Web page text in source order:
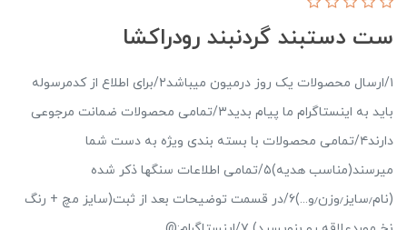
ست دستبند گردنبند رودراکشا
۱/ارسال محصولات یک روز درمیون میباشد۲/برای اطلاع از کدمرسوله
باید به اینستاگرام ما پیام بدید۳/تمامی محصولات ضمانت مرجوعی
دارند۴/تمامی محصولات با بسته بندی ویژه به دست شما
میرسند(مناسب هدیه)۵/تمامی اطلاعات سنگها ذکر شده
(نام٫سایز٫وزن٫و...)۶/در قسمت توضیحات بعد از ثبت(سایز مچ + رنگ